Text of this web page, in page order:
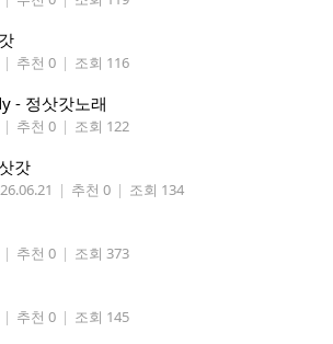
| 추천 0 | 조회 116
- 정삿갓노래
| 추천 0 | 조회 122
갓
| 추천 0 | 조회 134
| 추천 0 | 조회 373
| 추천 0 | 조회 145